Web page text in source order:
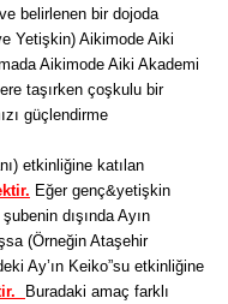
belirlenen bir dojoda
Yetişkin) Aikimode Aiki
Aikimode Aiki Akademi
taşırken çoşkulu bir
güçlendirme
etkinliğine katılan
Eğer genç&yetişkin
dışında Ayın
(Örneğin Ataşehir
Ay’ın Keiko”su etkinliğine
Buradaki amaç farklı